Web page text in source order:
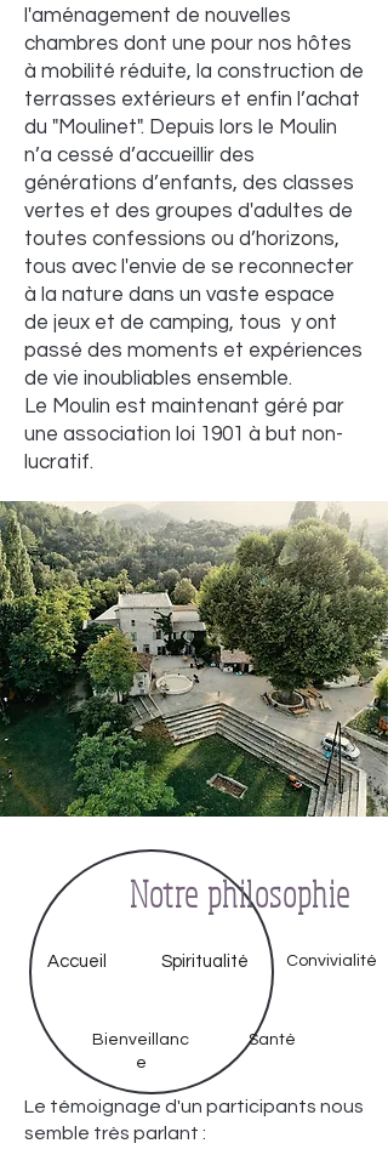
l'aménagement de nouvelles
chambres dont une pour nos hôtes
à mobilité réduite, la construction de
terrasses extérieurs et enfin l’achat
du "Moulinet". Depuis lors le Moulin
n’a cessé d’accueillir des
générations d’enfants, des classes
vertes et des groupes d'adultes de
toutes confessions ou d’horizons,
tous avec l'envie de se reconnecter
à la nature dans un vaste espace
de jeux et de camping, tous y ont
passé des moments et expériences
de vie inoubliables ensemble.
​Le Moulin est maintenant géré par
une association loi 1901 à but non-
lucratif.
Notre philosophie
Accueil Spiritualité Convivialité
Bienveillanc
e
Santé
Le témoignage d'un participants nous
semble très parlant :